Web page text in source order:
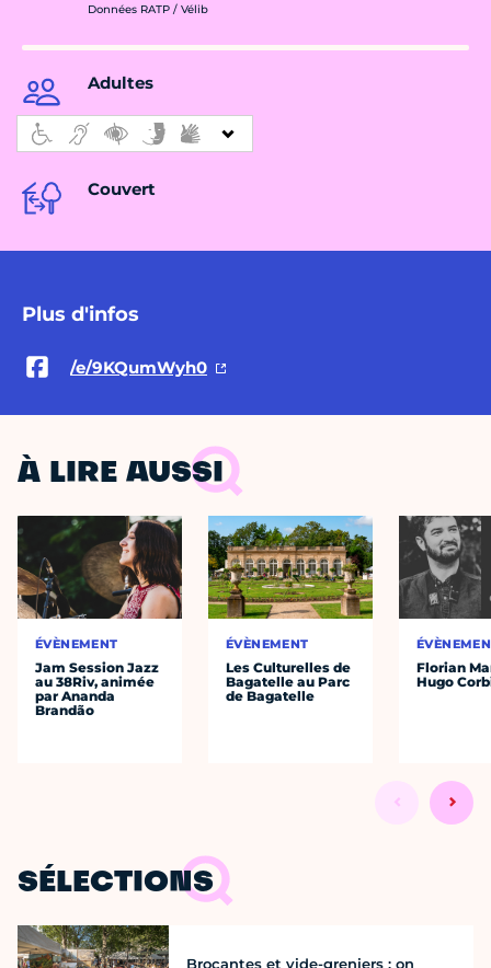
Données RATP / Vélib
Adultes
Couvert
Plus d'infos
/e/9KQumWyh0
À LIRE AUSSI
ÉVÈNEMENT
Jam Session Jazz
au 38Riv, animée
par Ananda
Brandão
ÉVÈNEMENT
Les Culturelles de
Bagatelle au Parc
de Bagatelle
Florian
Hugo
SÉLECTIONS
Brocantes et vide-greniers : on